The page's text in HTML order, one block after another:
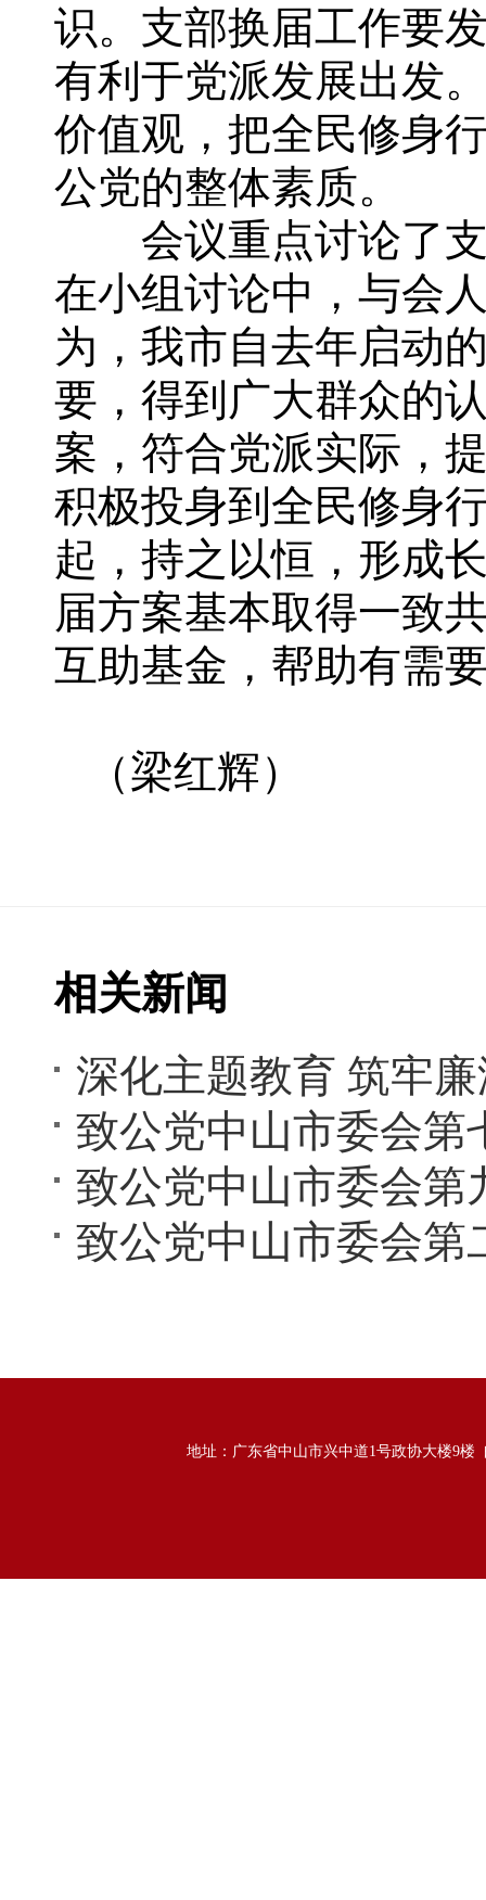
识。支部换届工作要
有利于党派发展出发
价值观，把全民修身
公党的整体素质。
会议重点讨论了支
在小组讨论中，与会
为，我市自去年启动
要，得到广大群众的
案，符合党派实际，
积极投身到全民修身
起，持之以恒，形成
届方案基本取得一致
互助基金，帮助有需
（梁红辉）
相关新闻
致公党中山市委会第
致公党中山市委会第
地址：广东省中山市兴中道1号政协大楼9楼